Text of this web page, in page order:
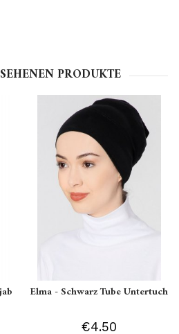
PRODUKTE
Elma - Schwarz Tube Untertuch
€4.50